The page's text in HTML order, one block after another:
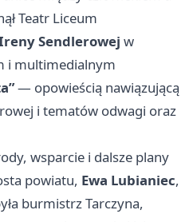
Teatr Liceum
Sendlerowej w
i multimedialnym
— opowieścią nawiązującą
i tematów odwagi oraz
wsparcie i dalsze plany
powiatu, Ewa Lubianiec,
burmistrz Tarczyna,